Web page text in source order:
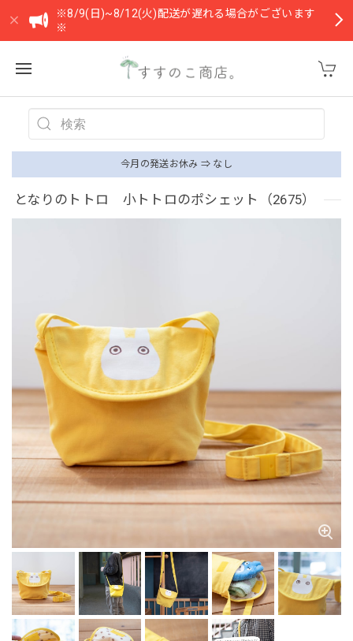
※8/9(日)~8/12(火)配送が遅れる場合がございます
※
今月の発送お休み ⇒ なし
となりのトトロ 小トトロのポシェット（2675）